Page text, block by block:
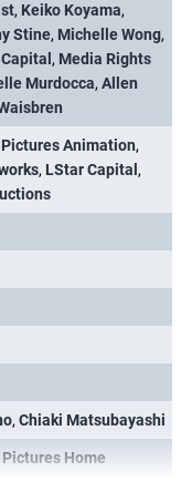
, Keiko Koyama,
Stine, Michelle Wong,
, Media Rights
Murdocca, Allen
Animation,
, LStar Capital ,
, Chiaki Matsubayashi
Home